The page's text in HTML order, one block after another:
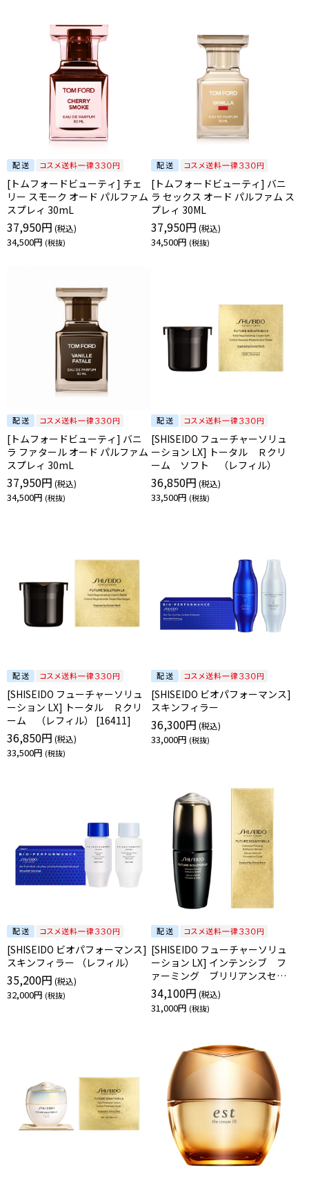
[トムフォードビューティ] チェ
リー スモーク オード パルファム
スプレィ 30mL
37,950円
34,500円
[トムフォードビューティ] バニ
ラ セックス オード パルファム ス
プレィ 30ML
37,950円
34,500円
[トムフォードビューティ] バニ
ラ ファタール オード パルファム
スプレィ 30mL
37,950円
34,500円
[SHISEIDO フューチャーソリュ
ーション LX] トータル Ｒクリ
ーム ソフト （レフィル）
36,850円
33,500円
[SHISEIDO フューチャーソリュ
ーション LX] トータル Ｒクリ
ーム （レフィル） [16411]
36,850円
33,500円
[SHISEIDO ビオパフォーマンス]
スキンフィラー
36,300円
33,000円
[SHISEIDO ビオパフォーマンス]
スキンフィラー （レフィル）
35,200円
32,000円
[SHISEIDO フューチャーソリュ
ーション LX] インテンシブ フ
ァーミング ブリリアンスセラ
ム
34,100円
31,000円